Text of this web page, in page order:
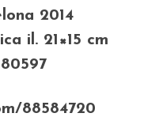
2014
il. 21×15 cm
88584720